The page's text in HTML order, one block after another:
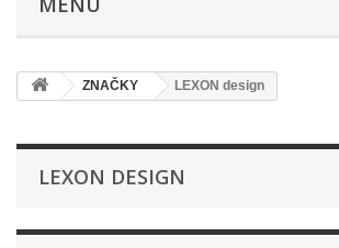
ZNAČKY LEXON design
LEXON DESIGN